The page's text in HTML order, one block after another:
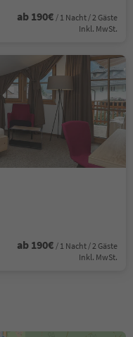
ab 190€ / 1 Nacht / 2 Gäste
Inkl. MwSt.
ab 190€ / 1 Nacht / 2 Gäste
Inkl. MwSt.